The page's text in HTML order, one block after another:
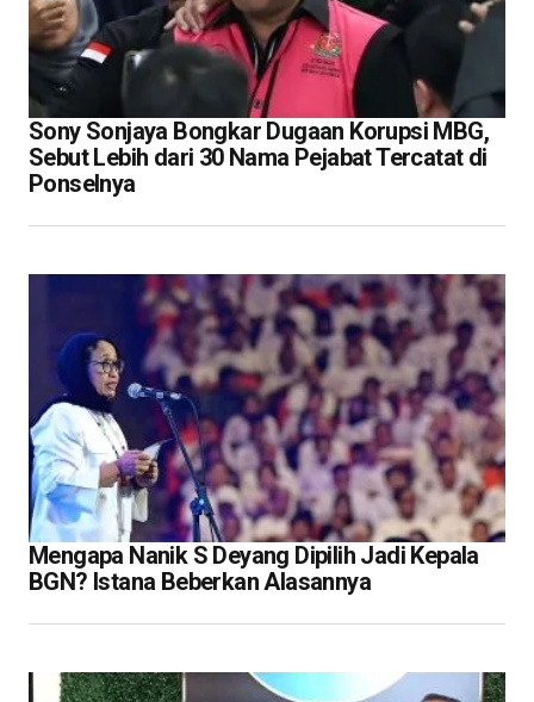
Sony Sonjaya Bongkar Dugaan Korupsi MBG,
Sebut Lebih dari 30 Nama Pejabat Tercatat di
Ponselnya
Mengapa Nanik S Deyang Dipilih Jadi Kepala
BGN? Istana Beberkan Alasannya